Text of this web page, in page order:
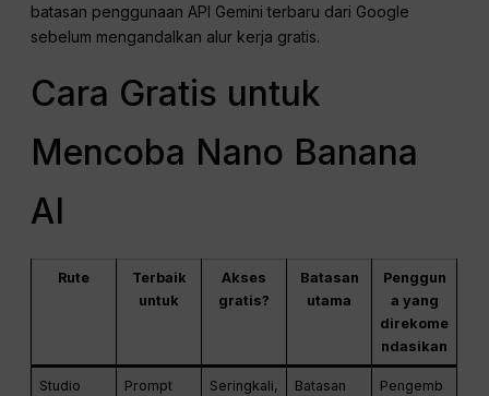
batasan penggunaan API Gemini terbaru dari Google
sebelum mengandalkan alur kerja gratis.
Cara Gratis untuk
Mencoba Nano Banana
AI
Rute
Terbaik
untuk
Akses
gratis?
Batasan
utama
Penggun
a yang
direkome
ndasikan
Studio
Prompt
Seringkali,
Batasan
Pengemb